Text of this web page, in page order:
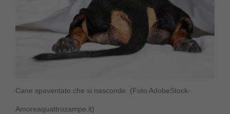
Cane spaventato che si nasconde. (Foto AdobeStock-
Amoreaquattrozampe.it)